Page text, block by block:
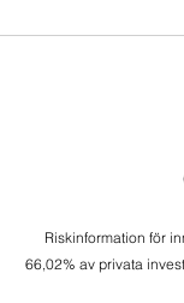
Transaktion i
Riskinformation för
66,02% av privata